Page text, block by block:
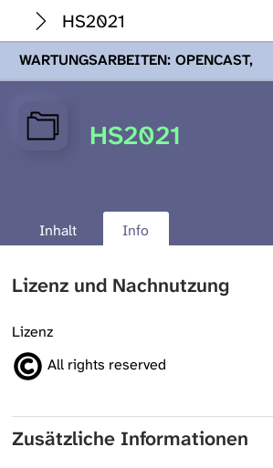
HS2021
WARTUNGSARBEITEN: OPENCAST,
PODCASTS & TOBIRA
Mi 19. August
Wartungsarbeiten an den Opencast-
Servern werden Ihnen Podcasts,
HS2021
Inhalt Info
Lizenz und Nachnutzung
Lizenz
All rights reserved
Zusätzliche Informationen